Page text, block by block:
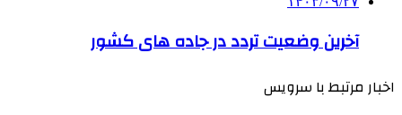
آخرین وضعیت تردد در جاده های کشور
اخبار مرتبط با سرویس